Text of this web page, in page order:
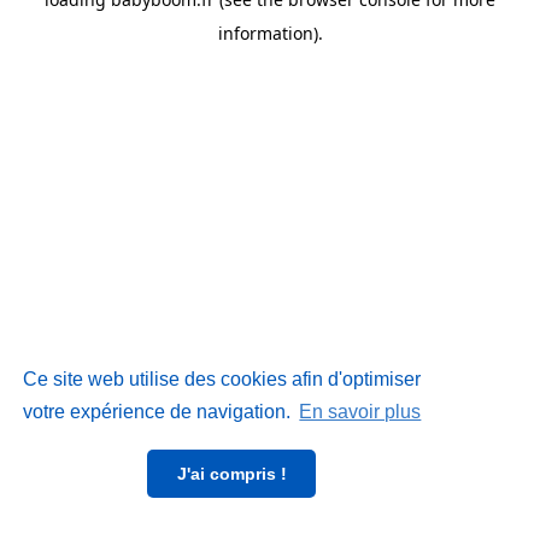
Ce site web utilise des cookies afin d'optimiser
votre expérience de navigation. En savoir plus
J'ai compris !
information).